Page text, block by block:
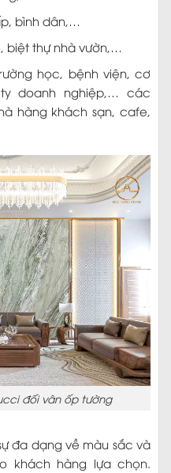
bình dân,…
biệt thự nhà vườn,…
học, bệnh viện, cơ
doanh nghiệp,… các
hàng khách sạn, cafe,
đối vân ốp tường
đa dạng về màu sắc và
khách hàng lựa chọn.